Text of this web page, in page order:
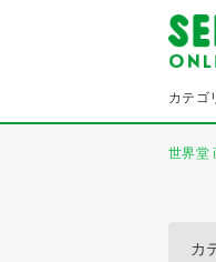
カテゴ
世界堂
カ